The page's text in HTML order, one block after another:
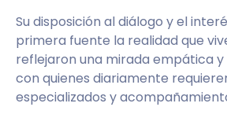
Su disposición al diálogo y el
primera fuente la realidad que
reflejaron una mirada empática
con quienes diariamente
especializados y